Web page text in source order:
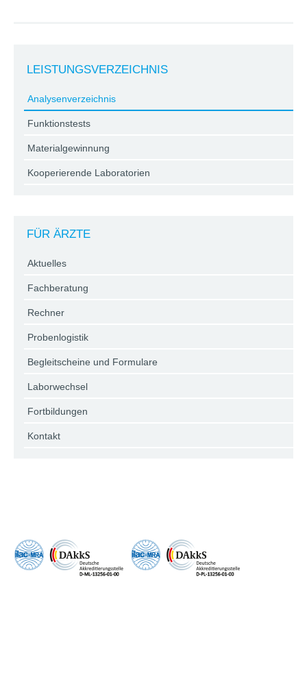
LEISTUNGSVERZEICHNIS
Analysenverzeichnis
Funktionstests
Materialgewinnung
Kooperierende Laboratorien
FÜR ÄRZTE
Aktuelles
Fachberatung
Rechner
Probenlogistik
Begleitscheine und Formulare
Laborwechsel
Fortbildungen
Kontakt